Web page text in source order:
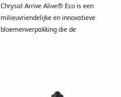
Chrysal Arrive Alive® Eco is een
milieuvriendelijke en innovatieve
bloemenverpakking die de